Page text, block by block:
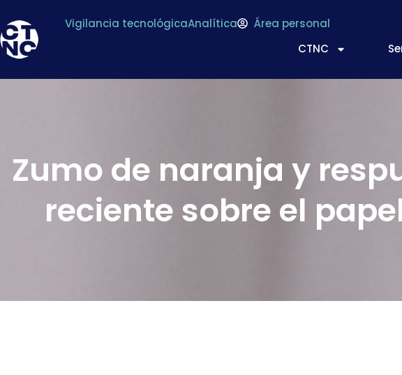
Vigilancia tecnológicaAnalítica
Área personal
CTNC
Zumo de naranja y
reciente sobre el